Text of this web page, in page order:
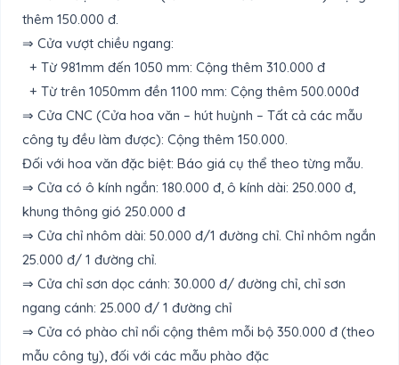
thêm 150.000 đ.
⇒ Cửa vượt chiều ngang:
+ Từ 981mm đến 1050 mm: Cộng thêm 310.000 đ
+ Từ trên 1050mm đền 1100 mm: Cộng thêm 500.000đ
⇒ Cửa CNC (Cửa hoa văn – hút huỳnh – Tất cả các mẫu
công ty đều làm được): Cộng thêm 150.000.
Đối với hoa văn đặc biệt: Báo giá cụ thể theo từng mẫu.
⇒ Cửa có ô kính ngắn: 180.000 đ, ô kính dài: 250.000 đ,
khung thông gió 250.000 đ
⇒ Cửa chỉ nhôm dài: 50.000 đ/1 đường chỉ. Chỉ nhôm ngắn
25.000 đ/ 1 đường chỉ.
⇒ Cửa chỉ sơn dọc cánh: 30.000 đ/ đường chỉ, chỉ sơn
ngang cánh: 25.000 đ/ 1 đường chỉ
⇒ Cửa có phào chỉ nổi cộng thêm mỗi bộ 350.000 đ (theo
mẫu công ty), đối với các mẫu phào đặc